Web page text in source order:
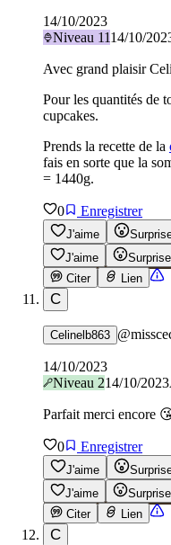
14/10/2023
Niveau 1114/10/
Avec grand plaisir
Pour les quantités de
cupcakes.
Prends la recette de la
fais en sorte que la
= 1440g.
0 Enregistrer
J'aime
J'aime
Surprise
Citer
Lien
C
Celinelb863 @
14/10/2023
Niveau 214/10/2023
Parfait merci encore
0 Enregistrer
J'aime
J'aime
Surprise
Citer
Lien
C